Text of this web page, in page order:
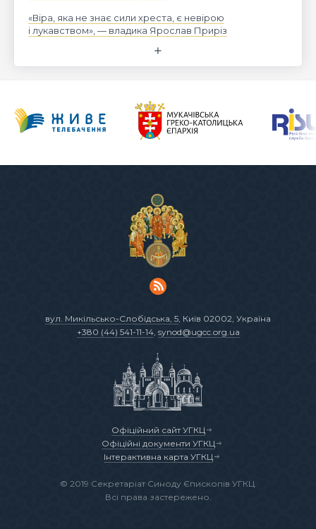
«Віра, яка не знає сили хреста, є невірою
і лукавством», — владика Ярослав Приріз
вул. Микільсько-Слобідська, 5, Київ 02002, Україна
+380 (44) 541-11-14, synod@ugcc.org.ua
Офіційний сайт УГКЦ
Офіційні документи УГКЦ
Інтерактивна карта УГКЦ
© 2019 Секретаріат Синоду Єпископів УГКЦ.
Всі права застережено.